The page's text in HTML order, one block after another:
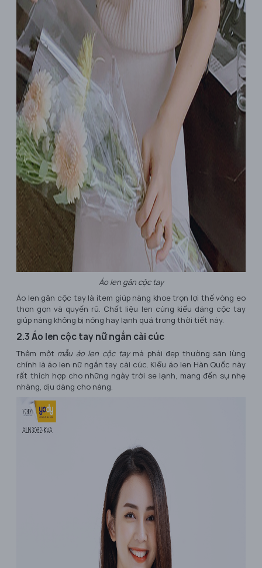
Áo len gân cộc tay
Áo len gân cộc tay là item giúp nàng khoe trọn lợi thế vòng eo
thon gọn và quyến rũ. Chất liệu len cùng kiểu dáng cộc tay
giúp nàng không bị nóng hay lạnh quá trong thời tiết này.
2.3 Áo len cộc tay nữ ngắn cài cúc
Thêm một mẫu áo len cộc taymà phái đẹp thường săn lùng
chính là áo len nữ ngắn tay cài cúc. Kiểu áo len Hàn Quốc này
rất thích hợp cho những ngày trời se lạnh, mang đến sự nhẹ
nhàng, dịu dàng cho nàng.